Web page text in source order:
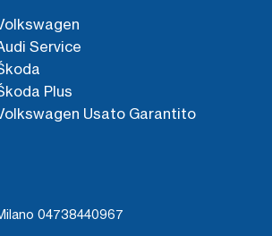
Service
Plus
Usato Garantito
04738440967